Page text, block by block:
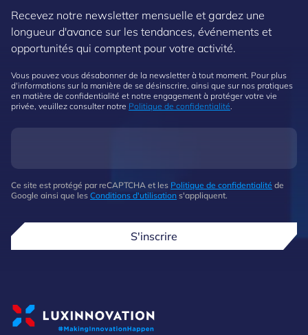
Recevez notre newsletter mensuelle et gardez une
longueur d'avance sur les tendances, événements et
opportunités qui comptent pour votre activité.
Vous pouvez vous désabonner de la newsletter à tout moment. Pour plus
d'informations sur la manière de se désinscrire, ainsi que sur nos pratiques
en matière de confidentialité et notre engagement à protéger votre vie
privée, veuillez consulter notre Politique de confidentialité.
Ce site est protégé par reCAPTCHA et les Politique de confidentialité de
Google ainsi que les Conditions d'utilisation s'appliquent.
S'inscrire